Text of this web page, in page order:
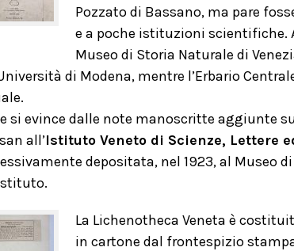
Pozzato di Bassano, ma pare
e a poche istituzioni
Museo di Storia Naturale di
di Modena, mentre l’Erbario
si evince dalle note manoscritte aggiunte
all’Istituto Veneto di Scienze, Lettere
depositata, nel 1923, al Museo
La Lichenotheca Veneta è
in cartone dal frontespizio